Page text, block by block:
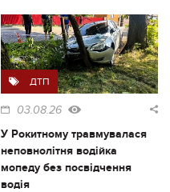
ДТП
03.08.26
У Рокитному травмувалася
неповнолітня водійка
мопеду без посвідчення
водія